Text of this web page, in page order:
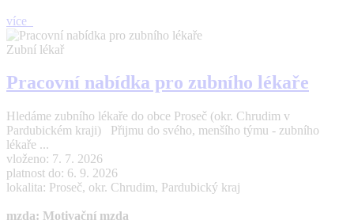
více
Zubní lékař
Pracovní nabídka pro zubního lékaře
Hledáme zubního lékaře do obce Proseč (okr. Chrudim v
Pardubickém kraji) Přijmu do svého, menšího týmu - zubního
lékaře ...
vloženo: 7. 7. 2026
platnost do: 6. 9. 2026
lokalita: Proseč, okr. Chrudim, Pardubický kraj
mzda: Motivační mzda